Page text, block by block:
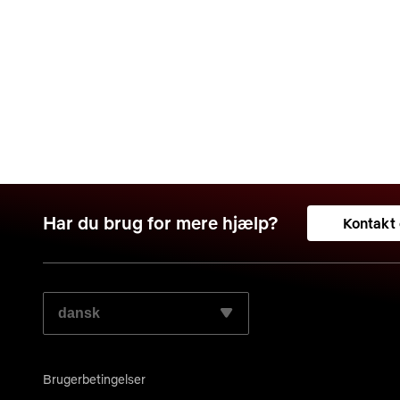
Har du brug for mere hjælp? Kontakt
VÆLG DIT FORETRUKNE SPROG:
Brugerbetingelser